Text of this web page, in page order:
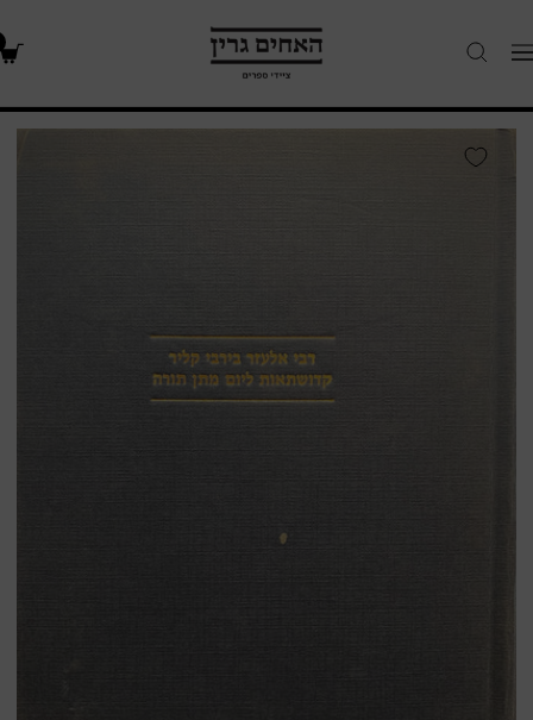
Navigation
האחים
גרין